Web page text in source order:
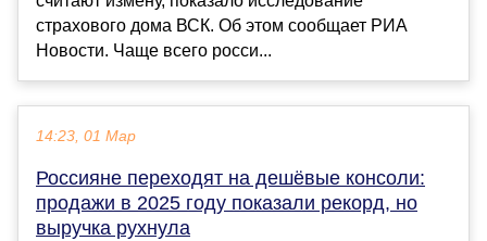
страхового дома ВСК. Об этом сообщает РИА
Новости. Чаще всего росси...
14:23, 01 Мар
Россияне переходят на дешёвые консоли:
продажи в 2025 году показали рекорд, но
выручка рухнула